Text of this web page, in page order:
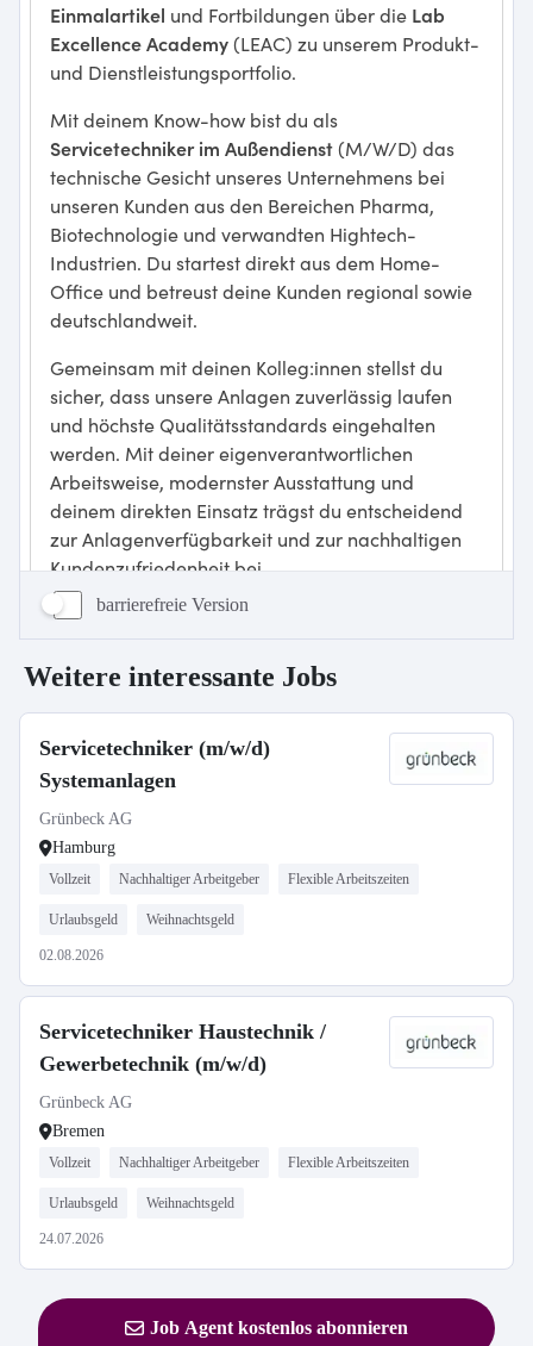
barrierefreie Version
Weitere interessante Jobs
Servicetechniker (m/w/d)
Systemanlagen
Grünbeck AG
Hamburg
Vollzeit Nachhaltiger Arbeitgeber Flexible Arbeitszeiten
Urlaubsgeld Weihnachtsgeld
02.08.2026
Servicetechniker Haustechnik /
Gewerbetechnik (m/w/d)
Grünbeck AG
Bremen
Vollzeit Nachhaltiger Arbeitgeber Flexible Arbeitszeiten
Urlaubsgeld Weihnachtsgeld
24.07.2026
Job Agent kostenlos abonnieren